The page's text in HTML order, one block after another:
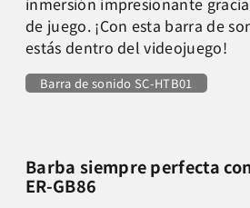
de juego. ¡Con esta barra de
estás dentro del videojuego!
Barra de sonido SC-HTB01
Barba siempre perfecta
ER-GB86